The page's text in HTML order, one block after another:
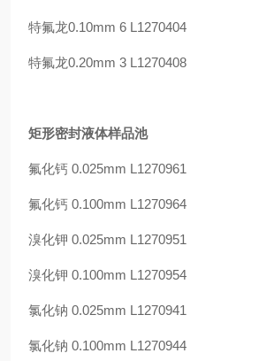
特氟龙0.10mm 6 L1270404
特氟龙0.20mm 3 L1270408
矩形密封液体样品池
氟化钙 0.025mm L1270961
氟化钙 0.100mm L1270964
溴化钾 0.025mm L1270951
溴化钾 0.100mm L1270954
氯化钠 0.025mm L1270941
氯化钠 0.100mm L1270944